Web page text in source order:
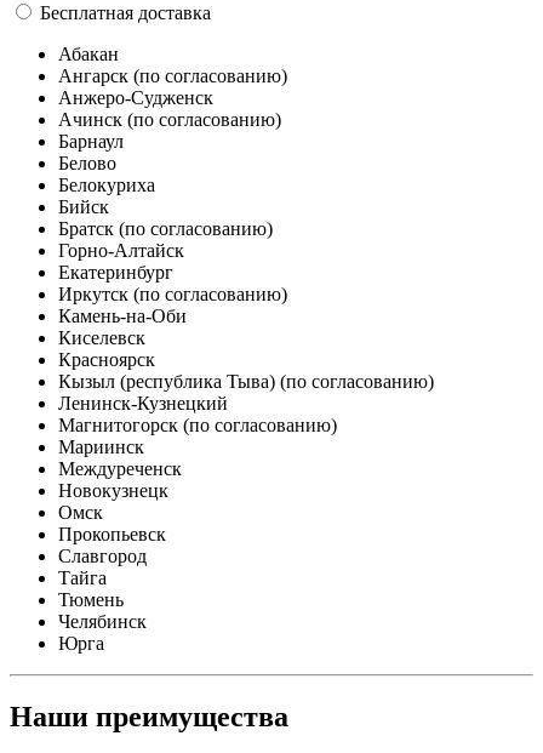
Бесплатная доставка
Абакан
Ангарск (по согласованию)
Анжеро-Судженск
Ачинск (по согласованию)
Барнаул
Белово
Белокуриха
Бийск
Братск (по согласованию)
Горно-Алтайск
Екатеринбург
Иркутск (по согласованию)
Камень-на-Оби
Киселевск
Красноярск
Кызыл (республика Тыва) (по согласованию)
Ленинск-Кузнецкий
Магнитогорск (по согласованию)
Мариинск
Междуреченск
Новокузнецк
Омск
Прокопьевск
Славгород
Тайга
Тюмень
Челябинск
Юрга
Наши преимущества